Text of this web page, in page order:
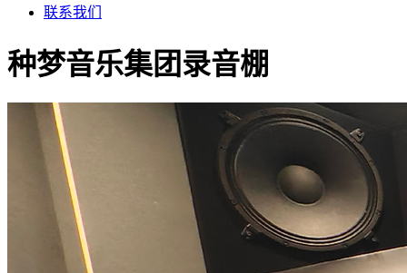
联系我们
种梦音乐集团录音棚